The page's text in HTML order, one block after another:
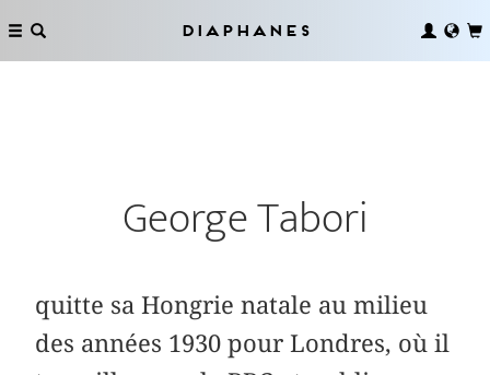
Diaphanes
George Tabori
quitte sa Hongrie natale au milieu
des années 1930 pour Londres, où il